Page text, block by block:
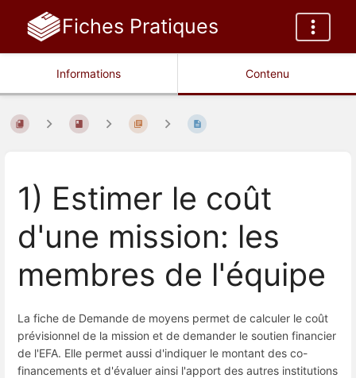
Fiches Pratiques
Informations Contenu
1) Estimer le coût
d'une mission: les
membres de l'équipe
La fiche de Demande de moyens permet de calculer le coût
prévisionnel de la mission et de demander le soutien financier
de l'EFA. Elle permet aussi d'indiquer le montant des co-
financements et d'évaluer ainsi l'apport des autres institutions